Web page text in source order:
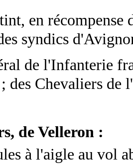
en récompense
syndics
de l'Infanterie
des Chevaliers de
de Velleron :
à l'aigle au vol